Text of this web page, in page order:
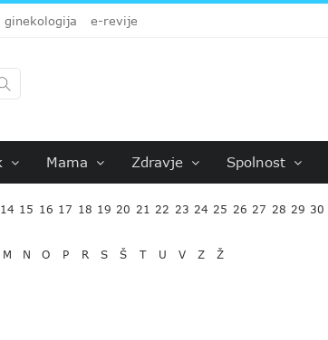
ginekologija e-revije
Mama Zdravje Spolnost
14 15 16 17 18 19 20 21 22 23 24 25 26 27 28 29 30
M N O P R S Š T U V Z Ž